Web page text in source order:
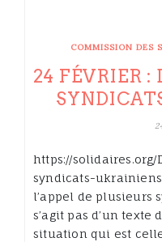
COMMISSION DES
24 FÉVRIER :
https://
syndicats-
l’appel de plusieurs
s’agit pas d’un texte
situation qui est